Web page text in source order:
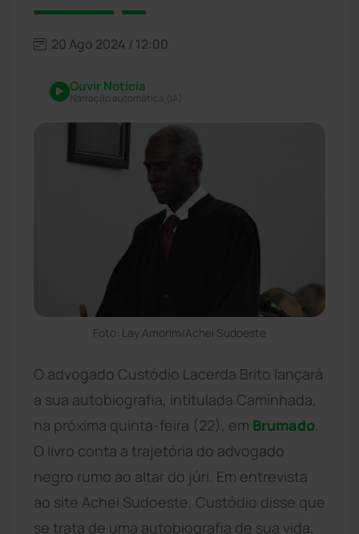
20 Ago 2024 / 12:00
Ouvir Notícia
Narração automática (IA)
Foto: Lay Amorim/Achei Sudoeste
O advogado Custódio Lacerda Brito lançará
a sua autobiografia, intitulada Caminhada,
na próxima quinta-feira (22), em Brumado
O livro conta a trajetória do advogado
negro rumo ao altar do júri. Em entrevista
ao site Achei Sudoeste, Custódio disse que
se trata de uma autobiografia de sua vida,